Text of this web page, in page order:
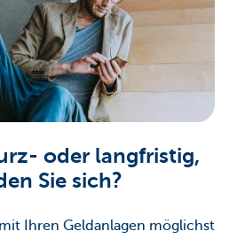
oder langfristig,
Sie sich?
Ihren Geldanlagen möglichst